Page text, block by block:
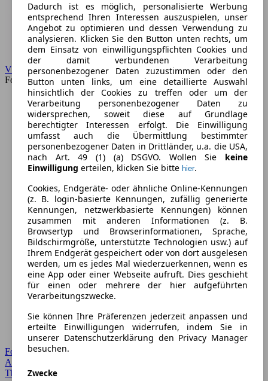
VW
Forum
Forum Startseite
Alle Auto-Foren
Themen-Forum
Dadurch ist es möglich, personalisierte Werbung
entsprechend Ihren Interessen auszuspielen, unser
Angebot zu optimieren und dessen Verwendung zu
analysieren. Klicken Sie den Button unten rechts, um
dem Einsatz von einwilligungspflichten Cookies und
der damit verbundenen Verarbeitung
personenbezogener Daten zuzustimmen oder den
Button unten links, um eine detaillierte Auswahl
hinsichtlich der Cookies zu treffen oder um der
Verarbeitung personenbezogener Daten zu
widersprechen, soweit diese auf Grundlage
berechtigter Interessen erfolgt. Die Einwilligung
umfasst auch die Übermittlung bestimmter
personenbezogener Daten in Drittländer, u.a. die USA,
nach Art. 49 (1) (a) DSGVO. Wollen Sie keine
Einwilligung erteilen, klicken Sie bitte hier.
Cookies, Endgeräte- oder ähnliche Online-Kennungen
(z. B. login-basierte Kennungen, zufällig generierte
Kennungen, netzwerkbasierte Kennungen) können
zusammen mit anderen Informationen (z. B.
Browsertyp und Browserinformationen, Sprache,
Bildschirmgröße, unterstützte Technologien usw.) auf
Ihrem Endgerät gespeichert oder von dort ausgelesen
werden, um es jedes Mal wiederzuerkennen, wenn es
eine App oder einer Webseite aufruft. Dies geschieht
für einen oder mehrere der hier aufgeführten
Verarbeitungszwecke.
Sie können Ihre Präferenzen jederzeit anpassen und
erteilte Einwilligungen widerrufen, indem Sie in
unserer Datenschutzerklärung den Privacy Manager
besuchen.
Zwecke